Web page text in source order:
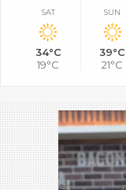
SAT
34°C
19°C
SUN
39°C
21°C